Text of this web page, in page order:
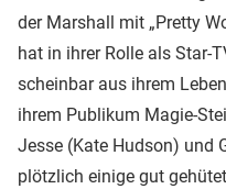
der Marshall mit „Pretty
hat in ihrer Rolle als Star-
scheinbar aus ihrem
ihrem Publikum Magie-
Jesse (Kate Hudson) und
plötzlich einige gut